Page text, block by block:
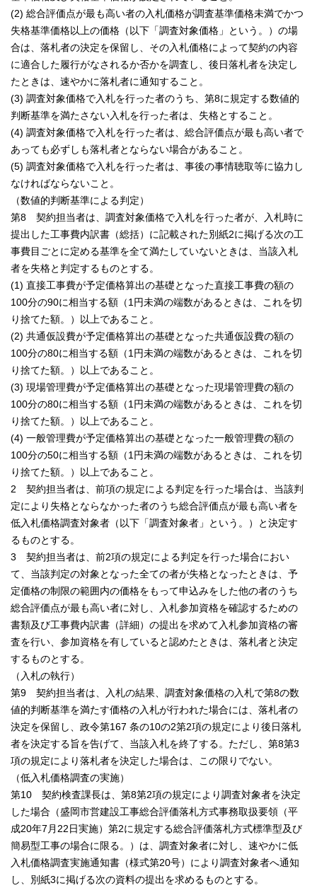
(2) 総合評価点が最も高い者の入札価格が調査基準価格未満でかつ
失格基準価格以上の価格（以下「調査対象価格」という。）の場
合は、落札者の決定を保留し、その入札価格によって契約の内容
に適合した履行がなされるか否かを調査し、後日落札者を決定し
たときは、速やかに落札者に通知すること。
(3) 調査対象価格で入札を行った者のうち、第8に規定する数値的
判断基準を満たさない入札を行った者は、失格とすること。
(4) 調査対象価格で入札を行った者は、総合評価点が最も高い者で
あっても必ずしも落札者とならない場合があること。
(5) 調査対象価格で入札を行った者は、事後の事情聴取等に協力し
なければならないこと。
（数値的判断基準による判定）
第8 契約担当者は、調査対象価格で入札を行った者が、入札時に
提出した工事費内訳書（総括）に記載された別紙2に掲げる次の工
事費目ごとに定める基準を全て満たしていないときは、当該入札
者を失格と判定するものとする。
(1) 直接工事費が予定価格算出の基礎となった直接工事費の額の
100分の90に相当する額（1円未満の端数があるときは、これを切
り捨てた額。）以上であること。
(2) 共通仮設費が予定価格算出の基礎となった共通仮設費の額の
100分の80に相当する額（1円未満の端数があるときは、これを切
り捨てた額。）以上であること。
(3) 現場管理費が予定価格算出の基礎となった現場管理費の額の
100分の80に相当する額（1円未満の端数があるときは、これを切
り捨てた額。）以上であること。
(4) 一般管理費が予定価格算出の基礎となった一般管理費の額の
100分の50に相当する額（1円未満の端数があるときは、これを切
り捨てた額。）以上であること。
2 契約担当者は、前項の規定による判定を行った場合は、当該判
定により失格とならなかった者のうち総合評価点が最も高い者を
低入札価格調査対象者（以下「調査対象者」という。）と決定す
るものとする。
3 契約担当者は、前2項の規定による判定を行った場合におい
て、当該判定の対象となった全ての者が失格となったときは、予
定価格の制限の範囲内の価格をもって申込みをした他の者のうち
総合評価点が最も高い者に対し、入札参加資格を確認するための
書類及び工事費内訳書（詳細）の提出を求めて入札参加資格の審
査を行い、参加資格を有していると認めたときは、落札者と決定
するものとする。
（入札の執行）
第9 契約担当者は、入札の結果、調査対象価格の入札で第8の数
値的判断基準を満たす価格の入札が行われた場合には、落札者の
決定を保留し、政令第167 条の10の2第2項の規定により後日落札
者を決定する旨を告げて、当該入札を終了する。ただし、第8第3
項の規定により落札者を決定した場合は、この限りでない。
（低入札価格調査の実施）
第10 契約検査課長は、第8第2項の規定により調査対象者を決定
した場合（盛岡市営建設工事総合評価落札方式事務取扱要領（平
成20年7月22日実施）第2に規定する総合評価落札方式標準型及び
簡易型工事の場合に限る。）は、調査対象者に対し、速やかに低
入札価格調査実施通知書（様式第20号）により調査対象者へ通知
し、別紙3に掲げる次の資料の提出を求めるものとする。